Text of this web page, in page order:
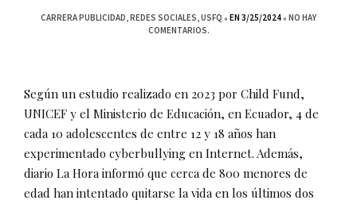
CARRERA PUBLICIDAD REDES SOCIALES USFQ EN 3/25/2024
NO HAY
COMENTARIOS.
Según un estudio realizado en 2023 por Child Fund,
UNICEF y el Ministerio de Educación, en Ecuador, 4 de
cada 10 adolescentes de entre 12 y 18 años han
experimentado cyberbullying en Internet. Además,
diario La Hora informó que cerca de 800 menores de
edad han intentado quitarse la vida en los últimos dos